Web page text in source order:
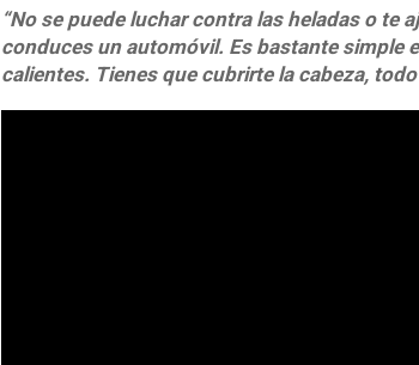
“No se puede luchar contra las heladas o te
conduces un automóvil. Es bastante simple
calientes. Tienes que cubrirte la cabeza,